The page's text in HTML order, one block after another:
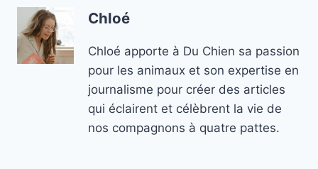
Chloé
Chloé apporte à Du Chien sa passion
pour les animaux et son expertise en
journalisme pour créer des articles
qui éclairent et célèbrent la vie de
nos compagnons à quatre pattes.